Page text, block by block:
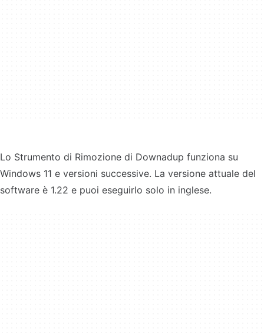
Lo Strumento di Rimozione di Downadup funziona su
Windows 11 e versioni successive. La versione attuale del
software è 1.22 e puoi eseguirlo solo in inglese.